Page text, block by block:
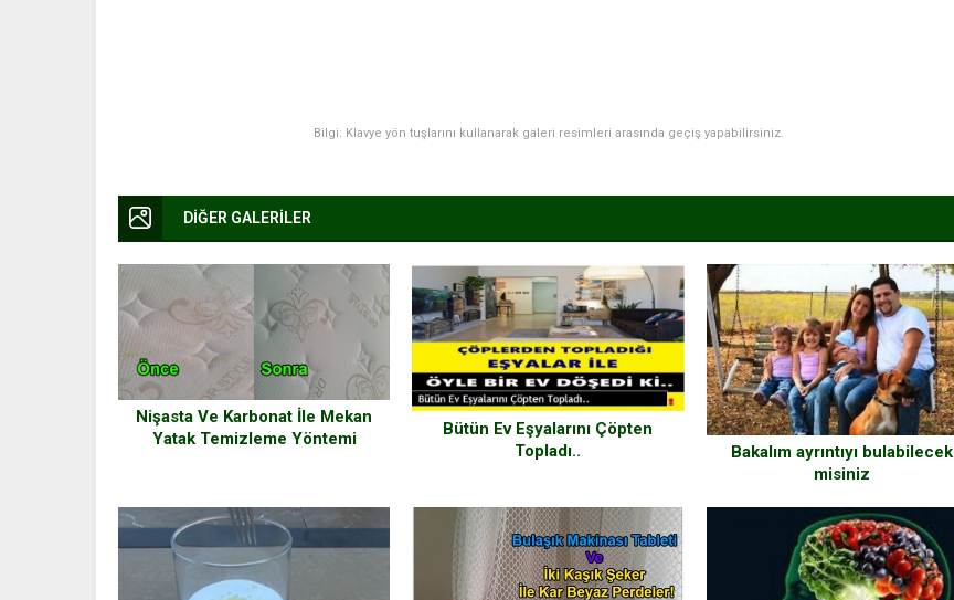
Bilgi: Klavye yön tuşlarını kullanarak galeri resimleri arasında geçiş yapabilirsiniz.
DİĞER GALERİLER
Nişasta Ve Karbonat İle Mekan
Yatak Temizleme Yöntemi
Bütün Ev Eşyalarını Çöpten
Topladı..
Bakalım ayrıntıyı bulabilecek
misiniz